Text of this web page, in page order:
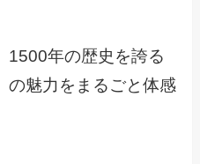
1500年の歴史を誇る
の魅力をまるごと体感